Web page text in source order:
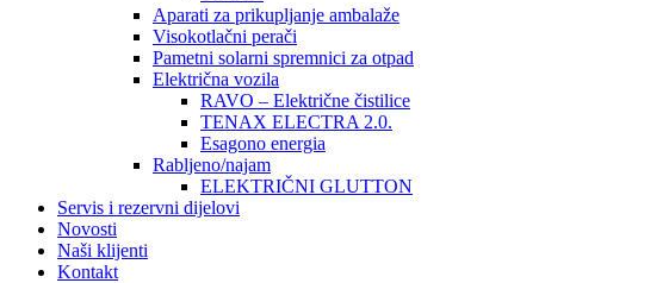
Aparati za prikupljanje ambalaže
Visokotlačni perači
Pametni solarni spremnici za otpad
Električna vozila
RAVO – Električne čistilice
TENAX ELECTRA 2.0.
Esagono energia
Rabljeno/najam
ELEKTRIČNI GLUTTON
Servis i rezervni dijelovi
Novosti
Naši klijenti
Kontakt